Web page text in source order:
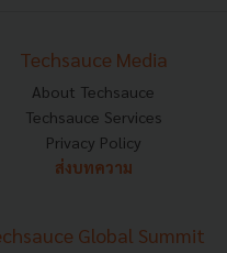
Techsauce Media
About Techsauce
Techsauce Services
Privacy Policy
ส่งบทความ
Global Summit